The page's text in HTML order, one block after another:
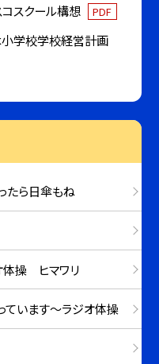
スクール構想 PDF
学校学校経営計画
たら日傘もね
操 ヒマワリ
ています～ラジオ体操